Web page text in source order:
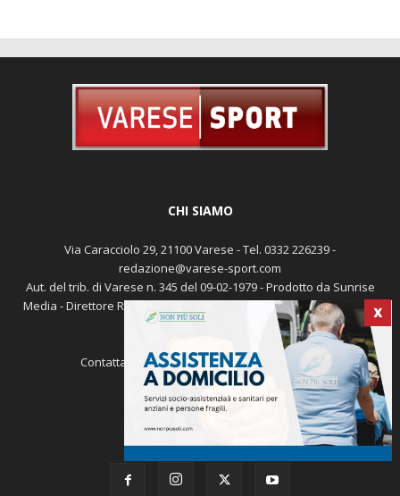
X
CHI SIAMO
Via Caracciolo 29, 21100 Varese - Tel. 0332 226239 -
redazione@varese-sport.com
Aut. del trib. di Varese n. 345 del 09-02-1979 - Prodotto da Sunrise
Media - Direttore Responsabile: Michele Marocco -
Cookie policy
Pubblicità
redazione@varese-sport.com
SEGUICI